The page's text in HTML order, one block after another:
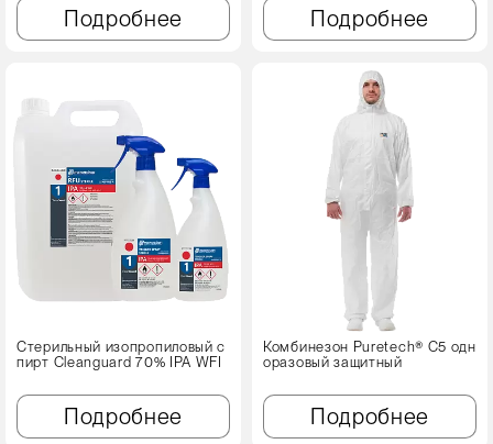
Подробнее Подробнее
Стерильный изопропиловый с
пирт Cleanguard 70% IPA WFI
Подробнее
Комбинезон Puretech® C5 одн
оразовый защитный
Подробнее